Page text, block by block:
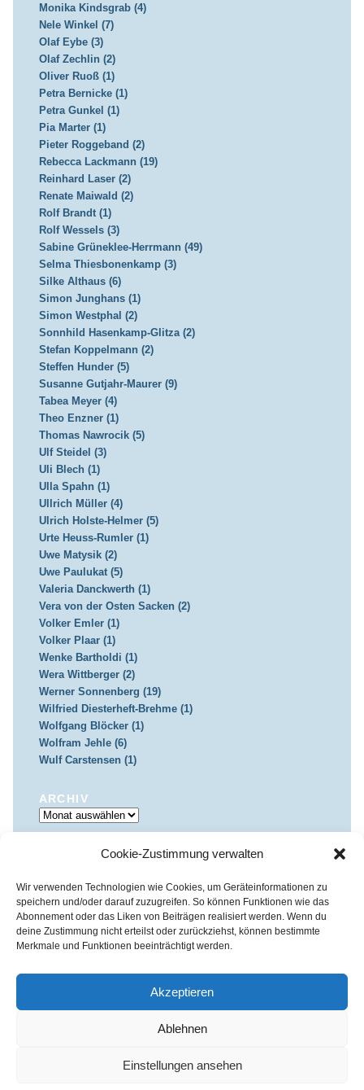
Cookie-Zustimmung verwalten
Wir verwenden Technologien wie Cookies, um Geräteinformationen zu
speichern und/oder darauf zuzugreifen. So können Funktionen wie das
Abonnement oder das Liken von Beiträgen realisiert werden. Wenn du
deine Zustimmung nicht erteilst oder zurückziehst, können bestimmte
Merkmale und Funktionen beeinträchtigt werden.
Akzeptieren
Ablehnen
Einstellungen ansehen
Monika Kindsgrab (4)
Nele Winkel (7)
Olaf Eybe (3)
Olaf Zechlin (2)
Oliver Ruoß (1)
Petra Bernicke (1)
Petra Gunkel (1)
Pia Marter (1)
Pieter Roggeband (2)
Rebecca Lackmann (19)
Reinhard Laser (2)
Renate Maiwald (2)
Rolf Brandt (1)
Rolf Wessels (3)
Sabine Grüneklee-Herrmann (49)
Selma Thiesbonenkamp (3)
Silke Althaus (6)
Simon Junghans (1)
Simon Westphal (2)
Sonnhild Hasenkamp-Glitza (2)
Stefan Koppelmann (2)
Steffen Hunder (5)
Susanne Gutjahr-Maurer (9)
Tabea Meyer (4)
Theo Enzner (1)
Thomas Nawrocik (5)
Ulf Steidel (3)
Uli Blech (1)
Ulla Spahn (1)
Ullrich Müller (4)
Ulrich Holste-Helmer (5)
Urte Heuss-Rumler (1)
Uwe Matysik (2)
Uwe Paulukat (5)
Valeria Danckwerth (1)
Vera von der Osten Sacken (2)
Volker Emler (1)
Volker Plaar (1)
Wenke Bartholdi (1)
Wera Wittberger (2)
Werner Sonnenberg (19)
Wilfried Diesterheft-Brehme (1)
Wolfgang Blöcker (1)
Wolfram Jehle (6)
Wulf Carstensen (1)
ARCHIV
Archiv
IMPRESSUM & DATENSCHUTZ
Datenschutz
Kirchenkreis Essen | Referat für Presse- und Öffentlichkeitsarbeit /
Haus der Evangelischen Kirche | III. Hagen 39 / 45127 Essen
Impressum|Datenschutz
Fon 0201 / 22 05-221 | Fax 0201 / 22 05-223 | e-Mail